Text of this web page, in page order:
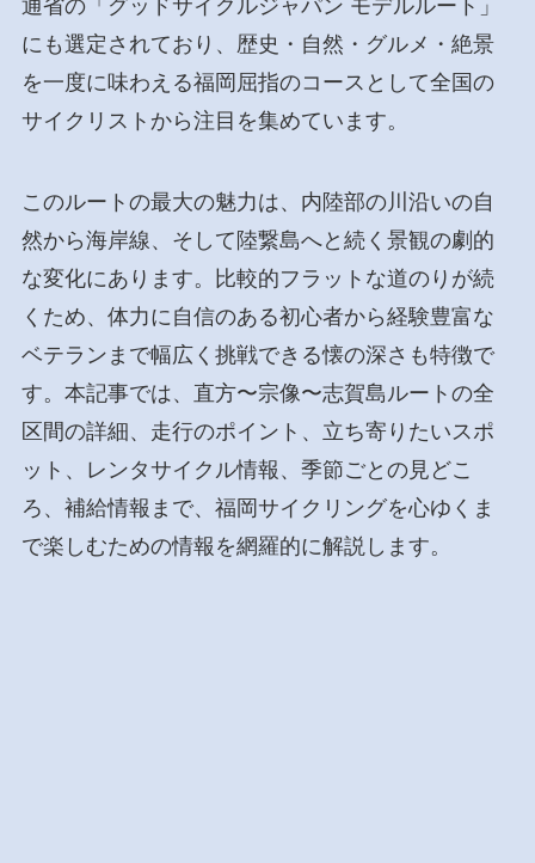
通省の「グッドサイクルジャパン モデルルート」
にも選定されており、歴史・自然・グルメ・絶景
を一度に味わえる福岡屈指のコースとして全国の
サイクリストから注目を集めています。
このルートの最大の魅力は、内陸部の川沿いの自
然から海岸線、そして陸繋島へと続く景観の劇的
な変化にあります。比較的フラットな道のりが続
くため、体力に自信のある初心者から経験豊富な
ベテランまで幅広く挑戦できる懐の深さも特徴で
す。本記事では、直方〜宗像〜志賀島ルートの全
区間の詳細、走行のポイント、立ち寄りたいスポ
ット、レンタサイクル情報、季節ごとの見どこ
ろ、補給情報まで、福岡サイクリングを心ゆくま
で楽しむための情報を網羅的に解説します。